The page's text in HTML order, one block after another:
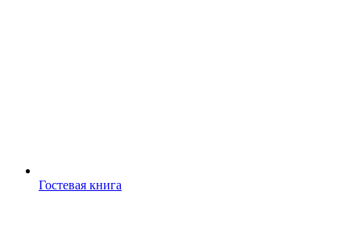
Гостевая книга